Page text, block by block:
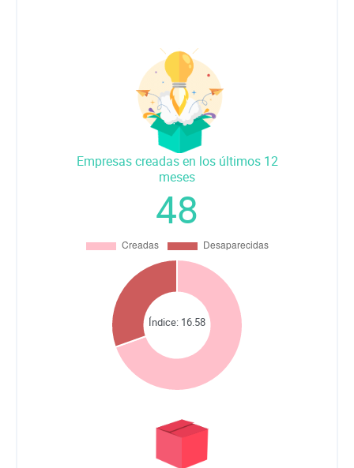
Empresas creadas en los últimos 12
meses
48
Índice: 16.58